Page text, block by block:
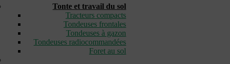
Tonte et travail du sol
Tracteurs compacts
Tondeuses frontales
Tondeuses à gazon
Tondeuses radiocommandées
Foret au sol